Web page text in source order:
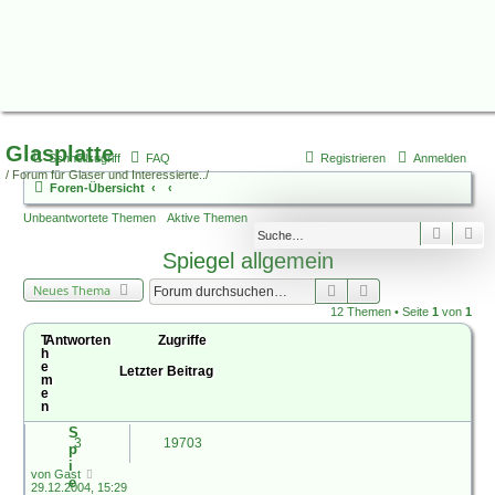
Glasplatte
/ Forum für Glaser und Interessierte../
Suche
Schnellzugriff FAQ Anmelden
Registrieren
Foren-Übersicht
Unbeantwortete Themen Aktive Themen
Spiegel allgemein
Neues Thema Suche
12 Themen • Seite 1 von 1
T
h
e
m
e
n
Antworten
Zugriffe
Letzter Beitrag
S
p
i
e
3 19703
von Gast
29.12.2004, 15:29